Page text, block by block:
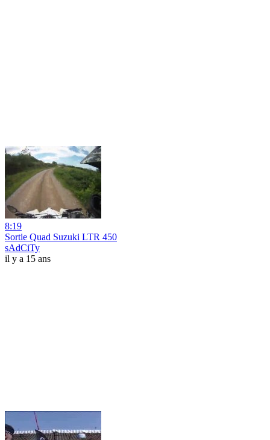
8:19
Sortie Quad Suzuki LTR 450
sAdCiTy
il y a 15 ans